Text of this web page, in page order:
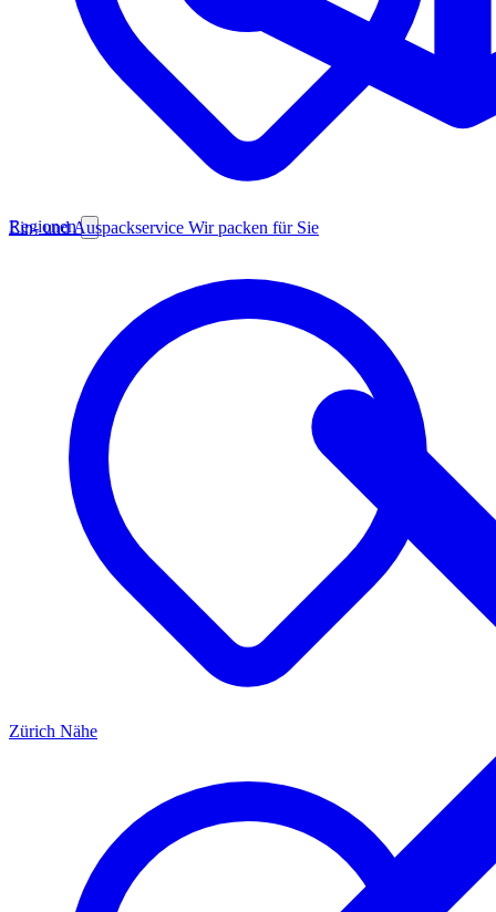
Ein- und Auspackservice Wir packen für Sie
Regionen
Zürich Nähe